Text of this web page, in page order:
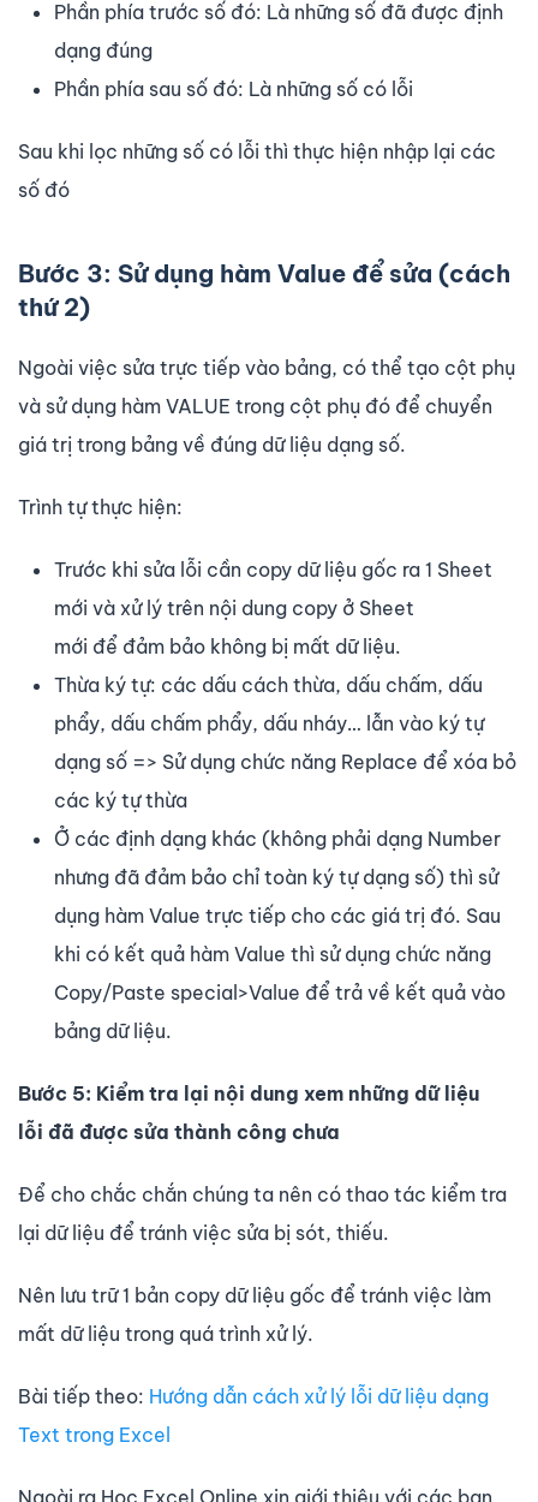
Phần phía trước số đó: Là những số đã được định
dạng đúng
Phần phía sau số đó: Là những số có lỗi
Sau khi lọc những số có lỗi thì thực hiện nhập lại các
số đó
Bước 3: Sử dụng hàm Value để sửa (cách
thứ 2)
Ngoài việc sửa trực tiếp vào bảng, có thể tạo cột phụ
và sử dụng hàm VALUE trong cột phụ đó để chuyển
giá trị trong bảng về đúng dữ liệu dạng số.
Trình tự thực hiện:
Trước khi sửa lỗi cần copy dữ liệu gốc ra 1 Sheet
mới và xử lý trên nội dung copy ở Sheet
mới để đảm bảo không bị mất dữ liệu.
Thừa ký tự: các dấu cách thừa, dấu chấm, dấu
phẩy, dấu chấm phẩy, dấu nháy… lẫn vào ký tự
dạng số => Sử dụng chức năng Replace để xóa bỏ
các ký tự thừa
Ở các định dạng khác (không phải dạng Number
nhưng đã đảm bảo chỉ toàn ký tự dạng số) thì sử
dụng hàm Value trực tiếp cho các giá trị đó. Sau
khi có kết quả hàm Value thì sử dụng chức năng
Copy/Paste special>Value để trả về kết quả vào
bảng dữ liệu.
Bước 5: Kiểm tra lại nội dung xem những dữ liệu
lỗi đã được sửa thành công chưa
Để cho chắc chắn chúng ta nên có thao tác kiểm tra
lại dữ liệu để tránh việc sửa bị sót, thiếu.
Nên lưu trữ 1 bản copy dữ liệu gốc để tránh việc làm
mất dữ liệu trong quá trình xử lý.
Bài tiếp theo: Hướng dẫn cách xử lý lỗi dữ liệu dạng
Text trong Excel